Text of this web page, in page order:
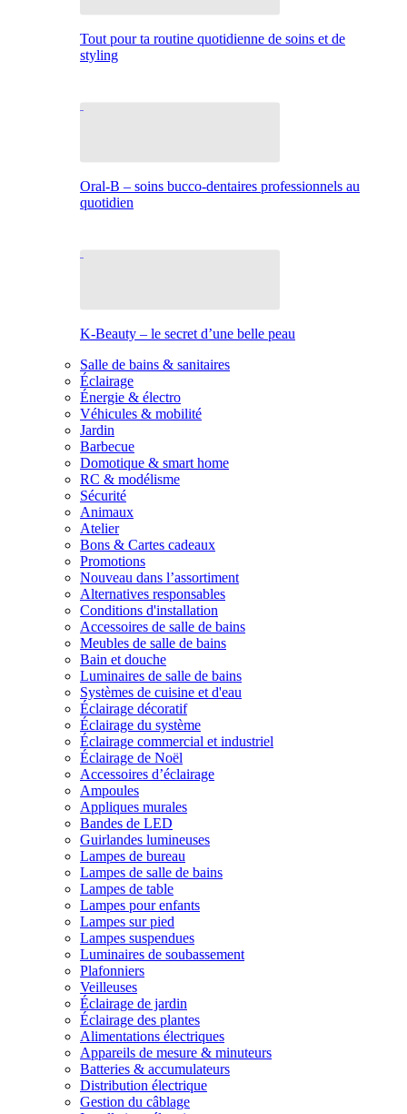
Tout pour ta routine quotidienne de soins et de
styling
Oral-B – soins bucco-dentaires professionnels au
quotidien
K-Beauty – le secret d’une belle peau
Salle de bains & sanitaires
Éclairage
Énergie & électro
Véhicules & mobilité
Jardin
Barbecue
Domotique & smart home
RC & modélisme
Sécurité
Animaux
Atelier
Bons & Cartes cadeaux
Promotions
Nouveau dans l’assortiment
Alternatives responsables
Conditions d'installation
Accessoires de salle de bains
Meubles de salle de bains
Bain et douche
Luminaires de salle de bains
Systèmes de cuisine et d'eau
Éclairage décoratif
Éclairage du système
Éclairage commercial et industriel
Éclairage de Noël
Accessoires d’éclairage
Ampoules
Appliques murales
Bandes de LED
Guirlandes lumineuses
Lampes de bureau
Lampes de salle de bains
Lampes de table
Lampes pour enfants
Lampes sur pied
Lampes suspendues
Luminaires de soubassement
Plafonniers
Veilleuses
Éclairage de jardin
Éclairage des plantes
Alimentations électriques
Appareils de mesure & minuteurs
Batteries & accumulateurs
Distribution électrique
Gestion du câblage